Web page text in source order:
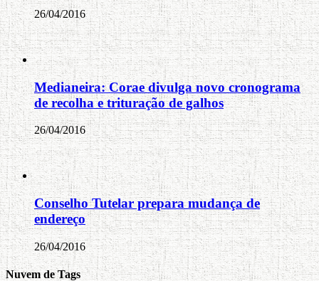
26/04/2016
Medianeira: Corae divulga novo cronograma
de recolha e trituração de galhos
26/04/2016
Conselho Tutelar prepara mudança de
endereço
26/04/2016
Nuvem de Tags